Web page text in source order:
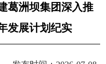
洲坝集团深入推
发展计划纪实